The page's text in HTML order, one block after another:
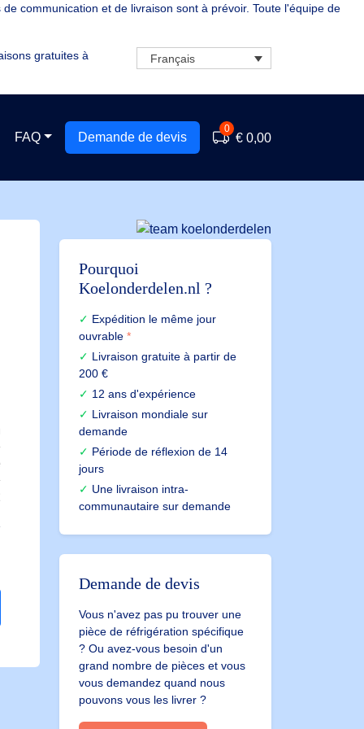
communication et de livraison sont à prévoir. Toute l'équipe de
gratuites à
Français
FAQ Demande de devis
0
€ 0,00
Pourquoi
Koelonderdelen.nl ?
Expédition le même jour
ouvrable *
Livraison gratuite à partir de
200 €
12 ans d'expérience
Livraison mondiale sur
demande
Période de réflexion de 14
jours
Une livraison intra-
communautaire sur demande
Demande de devis
Vous n'avez pas pu trouver une
pièce de réfrigération spécifique
? Ou avez-vous besoin d'un
grand nombre de pièces et vous
vous demandez quand nous
pouvons vous les livrer ?